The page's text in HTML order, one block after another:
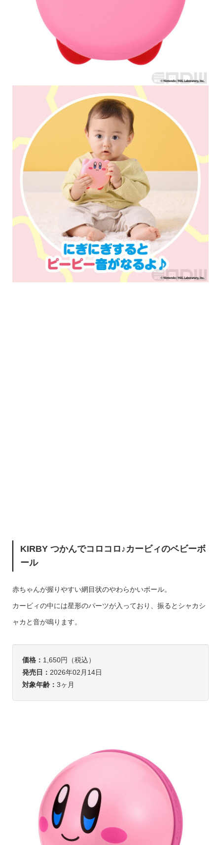
KIRBY つかんでコロコロ♪カービィのベビーボ
ール
赤ちゃんが握りやすい網目状のやわらかいボール。
カービィの中には星形のパーツが入っており、振るとシャカシ
ャカと音が鳴ります。
価格： 1,650円（税込）
発売日： 2026年02月14日
対象年齢： 3ヶ月